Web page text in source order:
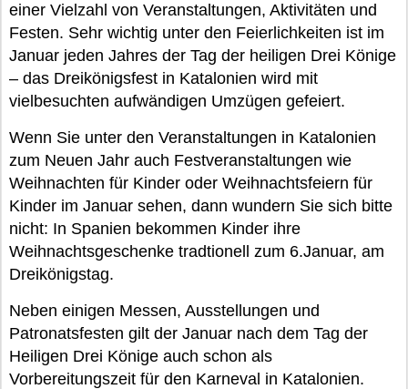
einer Vielzahl von Veranstaltungen, Aktivitäten und
Festen. Sehr wichtig unter den Feierlichkeiten ist im
Januar jeden Jahres der Tag der heiligen Drei Könige
– das Dreikönigsfest in Katalonien wird mit
vielbesuchten aufwändigen Umzügen gefeiert.
Wenn Sie unter den Veranstaltungen in Katalonien
zum Neuen Jahr auch Festveranstaltungen wie
Weihnachten für Kinder oder Weihnachtsfeiern für
Kinder im Januar sehen, dann wundern Sie sich bitte
nicht: In Spanien bekommen Kinder ihre
Weihnachtsgeschenke tradtionell zum 6.Januar, am
Dreikönigstag.
Neben einigen Messen, Ausstellungen und
Patronatsfesten gilt der Januar nach dem Tag der
Heiligen Drei Könige auch schon als
Vorbereitungszeit für den Karneval in Katalonien.